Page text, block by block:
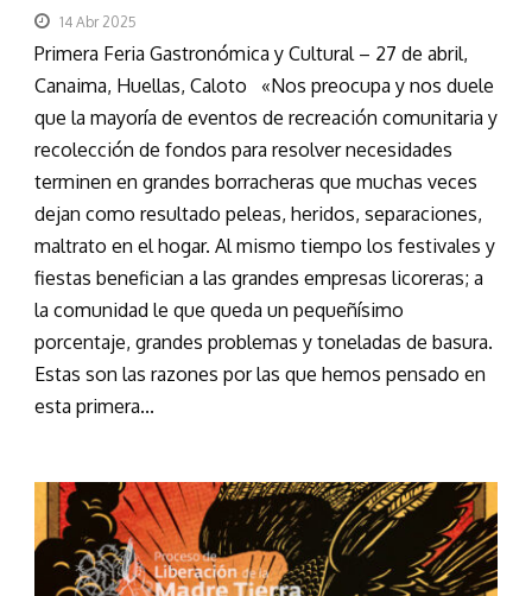
14 Abr 2025
Primera Feria Gastronómica y Cultural – 27 de abril,
Canaima, Huellas, Caloto «Nos preocupa y nos duele
que la mayoría de eventos de recreación comunitaria y
recolección de fondos para resolver necesidades
terminen en grandes borracheras que muchas veces
dejan como resultado peleas, heridos, separaciones,
maltrato en el hogar. Al mismo tiempo los festivales y
fiestas benefician a las grandes empresas licoreras; a
la comunidad le que queda un pequeñísimo
porcentaje, grandes problemas y toneladas de basura.
Estas son las razones por las que hemos pensado en
esta primera...